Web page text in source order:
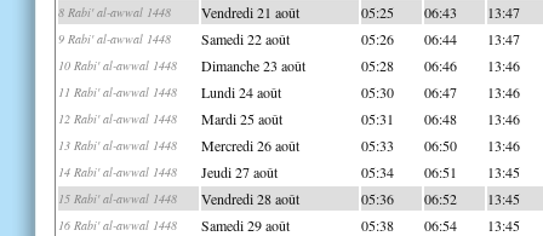
8 Rabi' al-awwal 1448 Vendredi 21 août 05:25 06:43 13:47
9 Rabi' al-awwal 1448 Samedi 22 août 05:26 06:44 13:47
10 Rabi' al-awwal 1448 Dimanche 23 août 05:28 06:46 13:46
11 Rabi' al-awwal 1448 Lundi 24 août 05:30 06:47 13:46
12 Rabi' al-awwal 1448 Mardi 25 août 05:31 06:48 13:46
13 Rabi' al-awwal 1448 Mercredi 26 août 05:33 06:50 13:46
14 Rabi' al-awwal 1448 Jeudi 27 août 05:34 06:51 13:45
15 Rabi' al-awwal 1448 Vendredi 28 août 05:36 06:52 13:45
16 Rabi' al-awwal 1448 Samedi 29 août 05:38 06:54 13:45